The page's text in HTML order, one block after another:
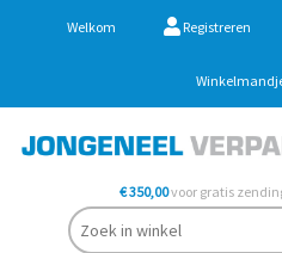
Welkom Registreren
€ 350,00voor gratis